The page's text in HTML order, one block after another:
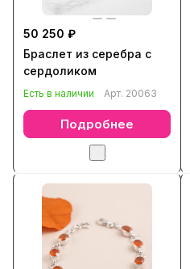
50 250 ₽
Браслет из серебра с
сердоликом
Есть в наличии Арт. 20063
Подробнее